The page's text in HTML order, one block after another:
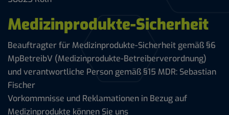
Medizinprodukte-Sicherheit
Beauftragter für Medizinprodukte-Sicherheit gemäß §6
MpBetreibV (Medizinprodukte-Betreiberverordnung)
und verantwortliche Person gemäß §15 MDR: Sebastian
Fischer
Vorkommnisse und Reklamationen in Bezug auf
Medizinprodukte können Sie uns